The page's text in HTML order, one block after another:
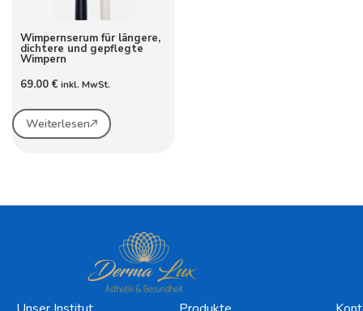
Wimpernserum für längere,
dichtere und gepflegte
Wimpern
69.00 € inkl. MwSt.
Weiterlesen